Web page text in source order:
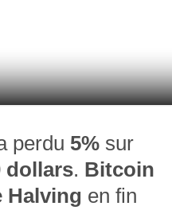
perdu 5% sur
dollars. Bitcoin
Halving en fin